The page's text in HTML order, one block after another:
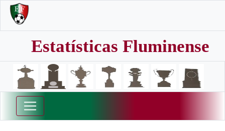
Estatísticas Fluminense